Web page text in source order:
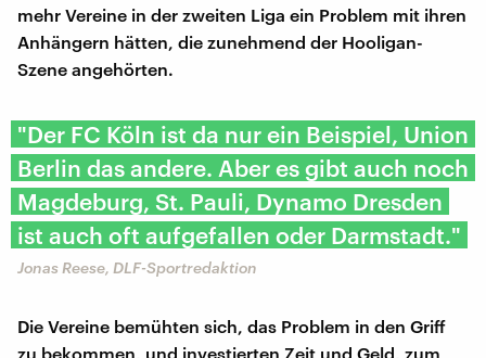
mehr Vereine in der zweiten Liga ein Problem mit ihren
Anhängern hätten, die zunehmend der Hooligan-
Szene angehörten.
"Der FC Köln ist da nur ein Beispiel, Union
Berlin das andere. Aber es gibt auch noch
Magdeburg, St. Pauli, Dynamo Dresden
ist auch oft aufgefallen oder Darmstadt."
Jonas Reese, DLF-Sportredaktion
Die Vereine bemühten sich, das Problem in den Griff
zu bekommen, und investierten Zeit und Geld, zum